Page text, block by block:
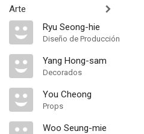
Arte
Ryu Seong-hie
Diseño de Producción
Yang Hong-sam
Decorados
You Cheong
Props
Woo Seung-mie